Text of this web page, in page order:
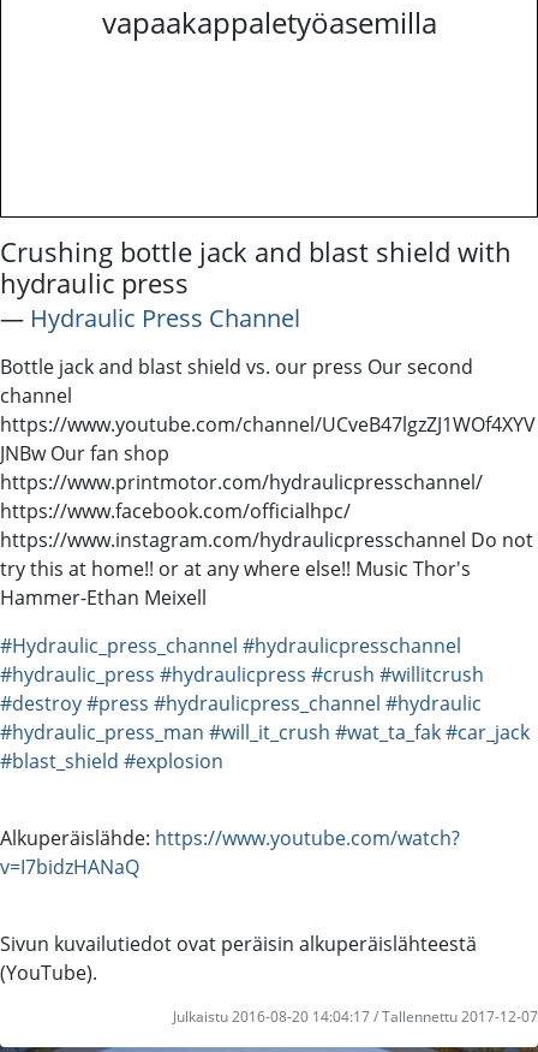
vapaakappaletyöasemilla
Crushing bottle jack and blast shield with
hydraulic press
― Hydraulic Press Channel
Bottle jack and blast shield vs. our press Our second
channel
https://www.youtube.com/channel/UCveB47lgzZJ1WOf4XYV
JNBw Our fan shop
https://www.printmotor.com/hydraulicpresschannel/
https://www.facebook.com/officialhpc/
https://www.instagram.com/hydraulicpresschannel Do not
try this at home!! or at any where else!! Music Thor's
Hammer-Ethan Meixell
#Hydraulic_press_channel #hydraulicpresschannel
#hydraulic_press #hydraulicpress #crush #willitcrush
#destroy#press #hydraulicpress_channel #hydraulic
#hydraulic_press_man #will_it_crush #wat_ta_fak#car_jack
#blast_shield #explosion
Alkuperäislähde: https://www.youtube.com/watch?
v=I7bidzHANaQ
Sivun kuvailutiedot ovat peräisin alkuperäislähteestä
(YouTube).
Julkaistu 2016-08-20 14:04:17 / Tallennettu 2017-12-07